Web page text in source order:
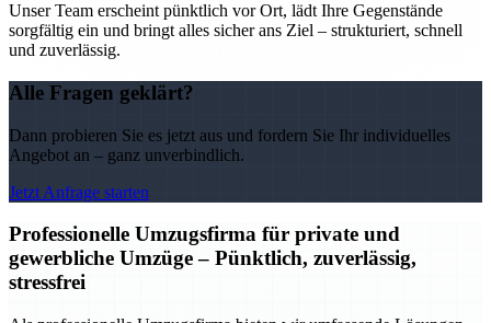
Unser Team erscheint pünktlich vor Ort, lädt Ihre Gegenstände
sorgfältig ein und bringt alles sicher ans Ziel – strukturiert, schnell
und zuverlässig.
Alle Fragen geklärt?
Dann probieren Sie es jetzt aus und fordern Sie Ihr individuelles
Angebot an – ganz unverbindlich.
Jetzt Anfrage starten
Professionelle Umzugsfirma für private und
gewerbliche Umzüge – Pünktlich, zuverlässig,
stressfrei